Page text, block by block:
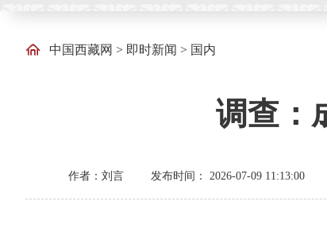
中国西藏网 > 即时新闻 > 国内
调查：
作者：刘言 发布时间： 2026-07-09 11:13:00